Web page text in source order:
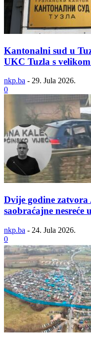
Kantonalni sud u
UKC Tuzla s
nkp.ba - 29. Jula 2026.
0
Dvije godine zatvora
saobraćajne
nkp.ba - 24. Jula 2026.
0